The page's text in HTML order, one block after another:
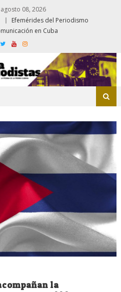
08, 2026
Efemérides del Periodismo
en Cuba
la